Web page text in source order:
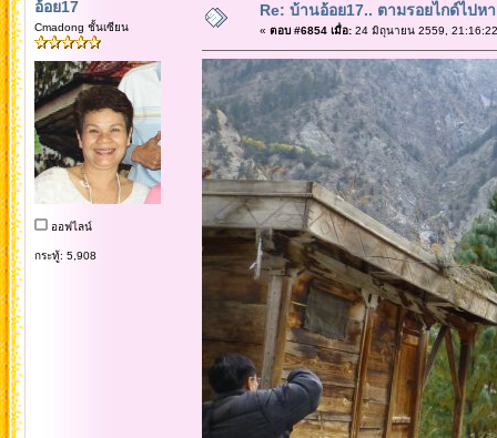
อ้อย17
Cmadong ชั้นเซียน
ออฟไลน์
กระทู้: 5,908
Re: บ้านอ้อย17.. ตามรอยไกด์ไปห
« ตอบ #6854 เมื่อ:24 มิถุนายน 2559,